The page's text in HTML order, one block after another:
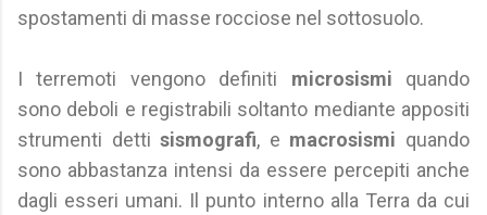
spostamenti di masse rocciose nel sottosuolo.
I terremoti vengono definiti microsismi quando
sono deboli e registrabili soltanto mediante appositi
strumenti dettisismografi, e macrosismi quando
sono abbastanza intensi da essere percepiti anche
dagli esseri umani. Il punto interno alla Terra da cui